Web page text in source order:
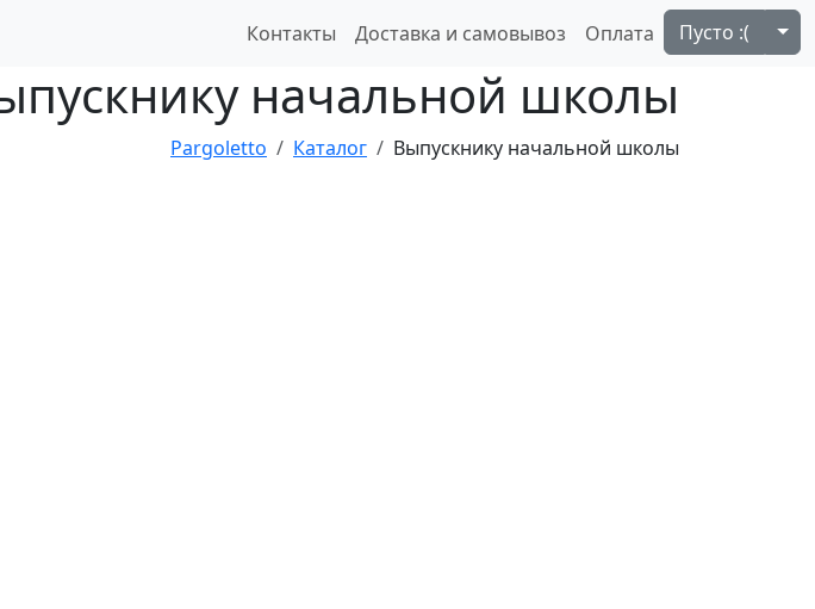
Контакты Доставка и самовывоз Оплата Пусто :(
начальной школы
Pargoletto Каталог Выпускнику начальной школы